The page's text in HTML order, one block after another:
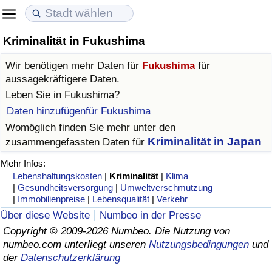
Kriminalität in Fukushima
Wir benötigen mehr Daten für Fukushimafür
aussagekräftigere Daten.
Leben Sie in Fukushima?
Daten hinzufügenfür Fukushima
Womöglich finden Sie mehr unter den
zusammengefassten Daten für Kriminalität in Japan
Mehr Infos:
Lebenshaltungskosten | Kriminalität | Klima
|Gesundheitsversorgung | Umweltverschmutzung
| Immobilienpreise | Lebensqualität |Verkehr
Über diese Website
Numbeo in der Presse
Copyright © 2009-2026 Numbeo. Die Nutzung von
numbeo.com unterliegt unseren Nutzungsbedingungen und
der Datenschutzerklärung
Lebenshaltungskosten
Lebenshaltungskosten-Index (aktuell)
Lebenshaltungskosten-Index
Lebenshaltungskosten-Index nach Land
in Akaba
Immobilienpreise
Immobilienpreis-Index (aktuell)
Immobilienpreis-Index
Immobilienpreis-Index nach Land
Lebensqualität
Lebensqualität-Index
Lebensqualität-Index (aktuell)
Lebensqualitätsindex nach Land
Kriminalität
Kriminalitäts-Index (aktuell)
Kriminalitäts-Index
Kriminalitätsindex nach Land